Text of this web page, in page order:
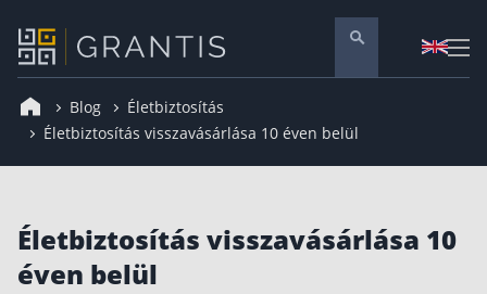
Pénzügyi tanácsadás
Önkéntes nyugdíjpénztár
Blog
Életbiztosítás
Életbiztosítás visszavásárlása 10 éven belül
Életbiztosítás visszavásárlása 10
éven belül